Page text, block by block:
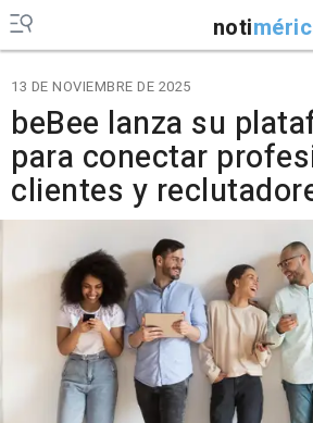
noti
13 DE NOVIEMBRE DE 2025
beBee lanza su
para conectar
clientes y